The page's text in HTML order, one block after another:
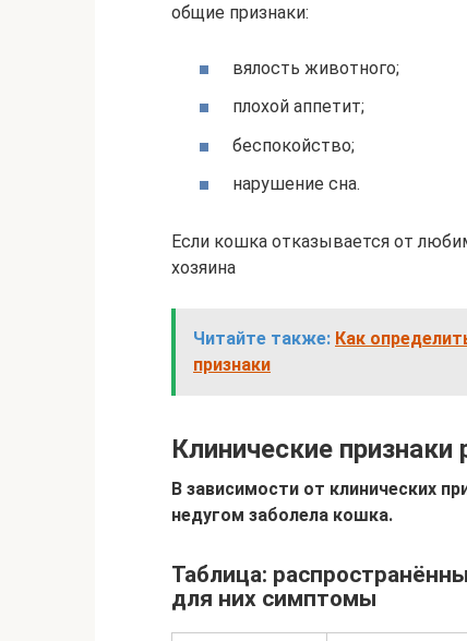
общие признаки:
вялость животного;
плохой аппетит;
беспокойство;
нарушение сна.
Если кошка отказывается от
хозяина
Читайте также: Как
признаки
Клинические признаки
В зависимости от клинических
недугом заболела кошка.
Таблица:
для них симптомы